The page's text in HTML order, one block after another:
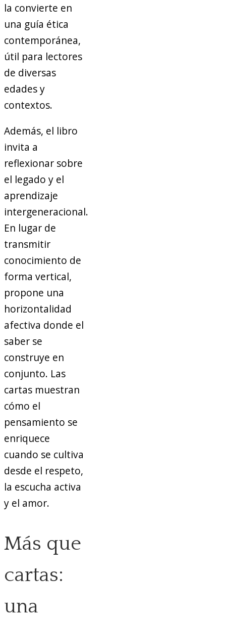
la convierte en
una guía ética
contemporánea,
útil para lectores
de diversas
edades y
contextos.
Además, el libro
invita a
reflexionar sobre
el legado y el
aprendizaje
intergeneracional.
En lugar de
transmitir
conocimiento de
forma vertical,
propone una
horizontalidad
afectiva donde el
saber se
construye en
conjunto. Las
cartas muestran
cómo el
pensamiento se
enriquece
cuando se cultiva
desde el respeto,
la escucha activa
y el amor.
Más que
cartas:
una